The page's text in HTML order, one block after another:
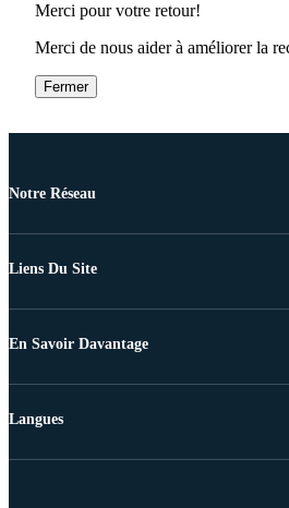
Merci pour votre retour!
Merci de nous aider à améliorer la
Fermer
Notre Réseau
Liens Du Site
En Savoir Davantage
Langues